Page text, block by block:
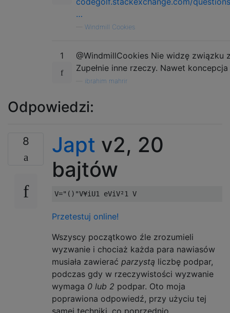
…
Windmill Cookies
1
@WindmillCookies Nie widzę związku
Zupełnie inne rzeczy. Nawet
ibrahim mahrir
Odpowiedzi:
8 Japt v2, 20
bajtów
Przetestuj online!
Wszyscy początkowo źle zrozumieli
wyzwanie i chociaż każda para nawiasów
musiała zawierać parzystą liczbę podpar,
podczas gdy w rzeczywistości wyzwanie
wymaga 0 lub 2 podpar. Oto moja
poprawiona odpowiedź, przy użyciu tej
samej techniki, co poprzednio.